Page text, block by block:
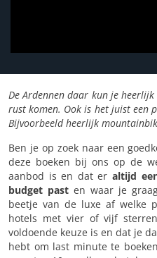
De Ardennen daar kun je
rust komen. Ook is het juist een
Bijvoorbeeld heerlijk
Ben je op zoek naar een
deze boeken bij ons op de
aanbod is en dat eraltijd
budget pasten waar je
beetje van de luxe af welke
hotels met vier of vijf
voldoende keuze is en dat je
hebt om last minute te